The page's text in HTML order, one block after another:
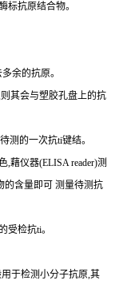
标抗原结合物。
余的抗原。
其会与塑胶孔盘上的抗
测的一次抗ti键结。
,藉仪器(ELISA reader)测
的含量即可 测量待测抗
受检抗ti。
于检测小分子抗原,其